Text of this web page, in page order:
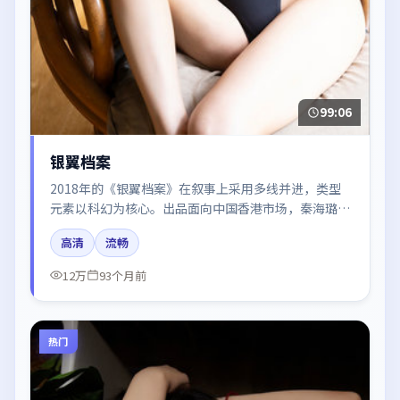
99:06
银翼档案
2018年的《银翼档案》在叙事上采用多线并进，类型
元素以科幻为核心。出品面向中国香港市场，秦海璐、
刘亦菲、周迅、张子枫、廖凡所饰角色推动关键反转，
结尾留白引发讨论。
高清
流畅
12万
93个月前
热门